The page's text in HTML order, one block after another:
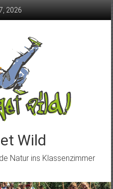
2026
Wild
Natur ins Klassenzimmer